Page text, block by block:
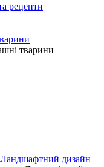
рецепти
тварини
дизайн